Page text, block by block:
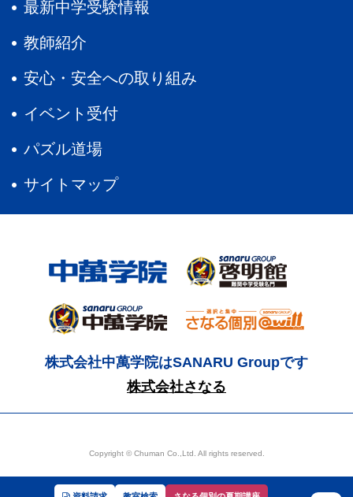
最新中学受験情報
教師紹介
安心・安全への取り組み
イベント受付
パズル道場
サイトマップ
株式会社中萬学院はSANARU Groupです
株式会社さなる
Copyright © Chuman Co.,Ltd. All rights reserved.